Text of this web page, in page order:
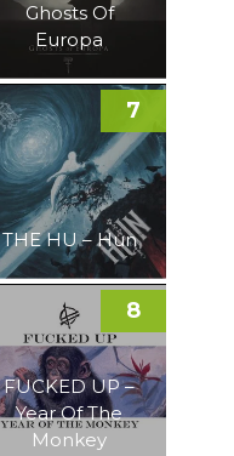
Ghosts Of
Europa
THE HU – Hun
7
FUCKED UP –
Year Of The
Monkey
8